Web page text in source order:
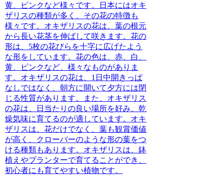
黄、ピンクなど様々です。日本にはオキ
ザリスの種類が多く、その花の特徴も
様々です。オキザリスの花は、葉の根元
から長い花茎を伸ばして咲きます。花の
形は、5枚の花びらを十字に広げたよう
な形をしています。花の色は、赤、白、
黄、ピンクなど、様々なものがありま
す。オキザリスの花は、1日中開きっぱ
なしではなく、朝方に開いて夕方には閉
じる性質があります。また、オキザリス
の花は、日当たりの良い場所を好み、乾
燥気味に育てるのが適しています。オキ
ザリスは、花だけでなく、葉も観賞価値
が高く、クローバーのような形の葉をつ
ける種類もあります。オキザリスは、鉢
植えやプランターで育てることができ、
初心者にも育てやすい植物です。